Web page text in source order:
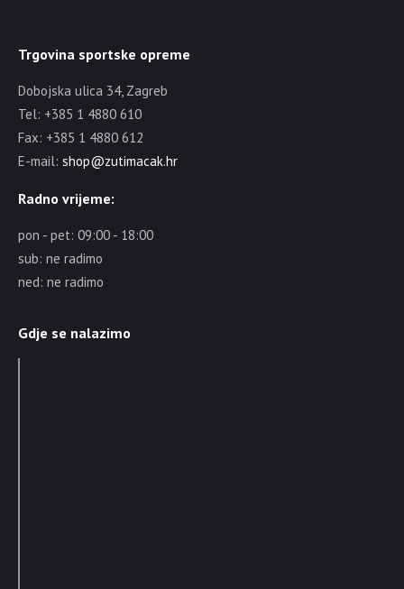
Trgovina sportske opreme
Dobojska ulica 34, Zagreb
Tel: +385 1 4880 610
Fax: +385 1 4880 612
E-mail: shop@zutimacak.hr
Radno vrijeme:
pon - pet: 09:00 - 18:00
sub: ne radimo
ned: ne radimo
Gdje se nalazimo